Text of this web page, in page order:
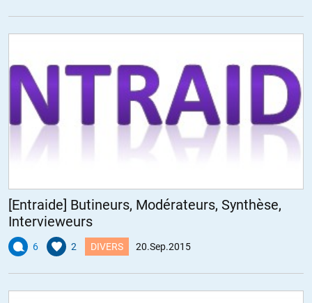
[Entraide] Butineurs, Modérateurs, Synthèse,
Intervieweurs
6 2 DIVERS 20.Sep.2015